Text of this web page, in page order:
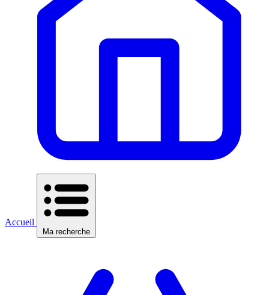
Accueil
Ma recherche